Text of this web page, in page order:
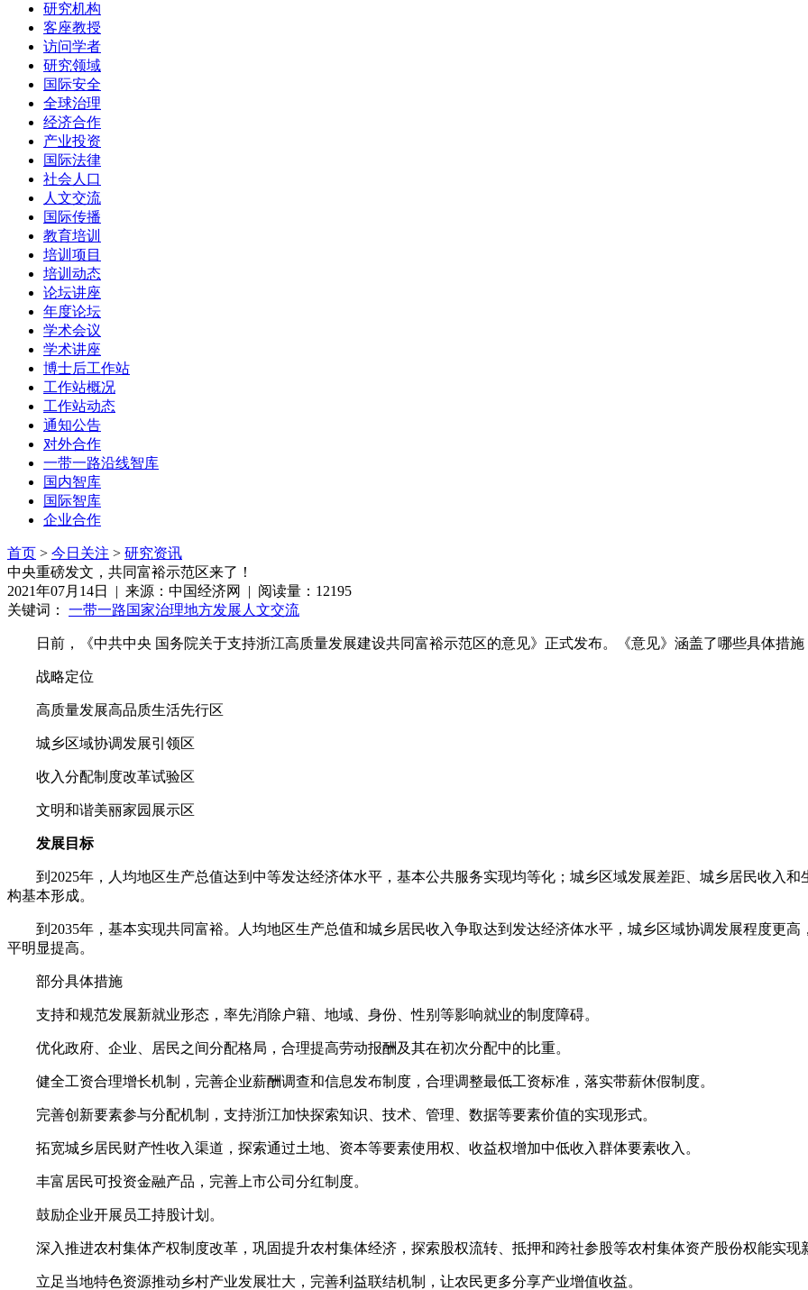
研究机构
客座教授
访问学者
研究领域
国际安全
全球治理
经济合作
产业投资
国际法律
社会人口
人文交流
国际传播
教育培训
培训项目
培训动态
论坛讲座
年度论坛
学术会议
学术讲座
博士后工作站
工作站概况
工作站动态
通知公告
对外合作
一带一路沿线智库
国内智库
国际智库
企业合作
首页 > 今日关注 > 研究资讯
中央重磅发文，共同富裕示范区来了！
2021年07月14日 | 来源：中国经济网 | 阅读量：12195
关键词： 一带一路国家治理地方发展 人文交流
日前，《中共中央 国务院关于支持浙江高质量发展建设共同富裕示范区的意见》正式发布。《意见》涵盖了哪些具体措施
战略定位
高质量发展高品质生活先行区
城乡区域协调发展引领区
收入分配制度改革试验区
文明和谐美丽家园展示区
发展目标
到2025年，人均地区生产总值达到中等发达经济体水平，基本公共服务实现均等化；城乡区域发展差距、城乡居民收入
构基本形成。
到2035年，基本实现共同富裕。人均地区生产总值和城乡居民收入争取达到发达经济体水平，城乡区域协调发展程度更
平明显提高。
部分具体措施
支持和规范发展新就业形态，率先消除户籍、地域、身份、性别等影响就业的制度障碍。
优化政府、企业、居民之间分配格局，合理提高劳动报酬及其在初次分配中的比重。
健全工资合理增长机制，完善企业薪酬调查和信息发布制度，合理调整最低工资标准，落实带薪休假制度。
完善创新要素参与分配机制，支持浙江加快探索知识、技术、管理、数据等要素价值的实现形式。
拓宽城乡居民财产性收入渠道，探索通过土地、资本等要素使用权、收益权增加中低收入群体要素收入。
丰富居民可投资金融产品，完善上市公司分红制度。
鼓励企业开展员工持股计划。
深入推进农村集体产权制度改革，巩固提升农村集体经济，探索股权流转、抵押和跨社参股等农村集体资产股份权能实现
立足当地特色资源推动乡村产业发展壮大，完善利益联结机制，让农民更多分享产业增值收益。